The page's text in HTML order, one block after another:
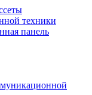
техники
панель